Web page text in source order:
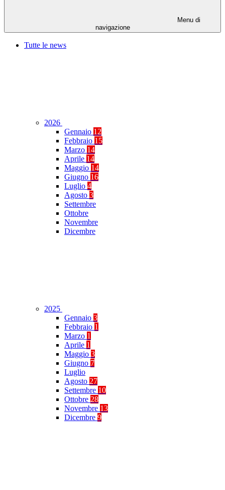
Menu di
navigazione
Tutte le news
2026
Gennaio 12
Febbraio 15
Marzo 14
Aprile 14
Maggio 14
Giugno 16
Luglio 4
Agosto 3
Settembre
Ottobre
Novembre
Dicembre
2025
Gennaio 3
Febbraio 1
Marzo 1
Aprile 1
Maggio 3
Giugno 7
Luglio
Agosto 27
Settembre 10
Ottobre 28
Novembre 13
Dicembre 9